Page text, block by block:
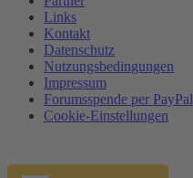
Links
Kontakt
Datenschutz
Nutzungsbedingungen
Impressum
Forumsspende per PayPal
Cookie-Einstellungen